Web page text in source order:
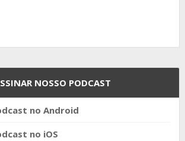
NOSSO PODCAST
no Android
no iOS